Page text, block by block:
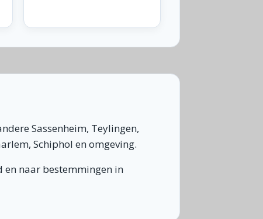
Sassenheim, Teylingen,
Schiphol en omgeving.
naar bestemmingen in